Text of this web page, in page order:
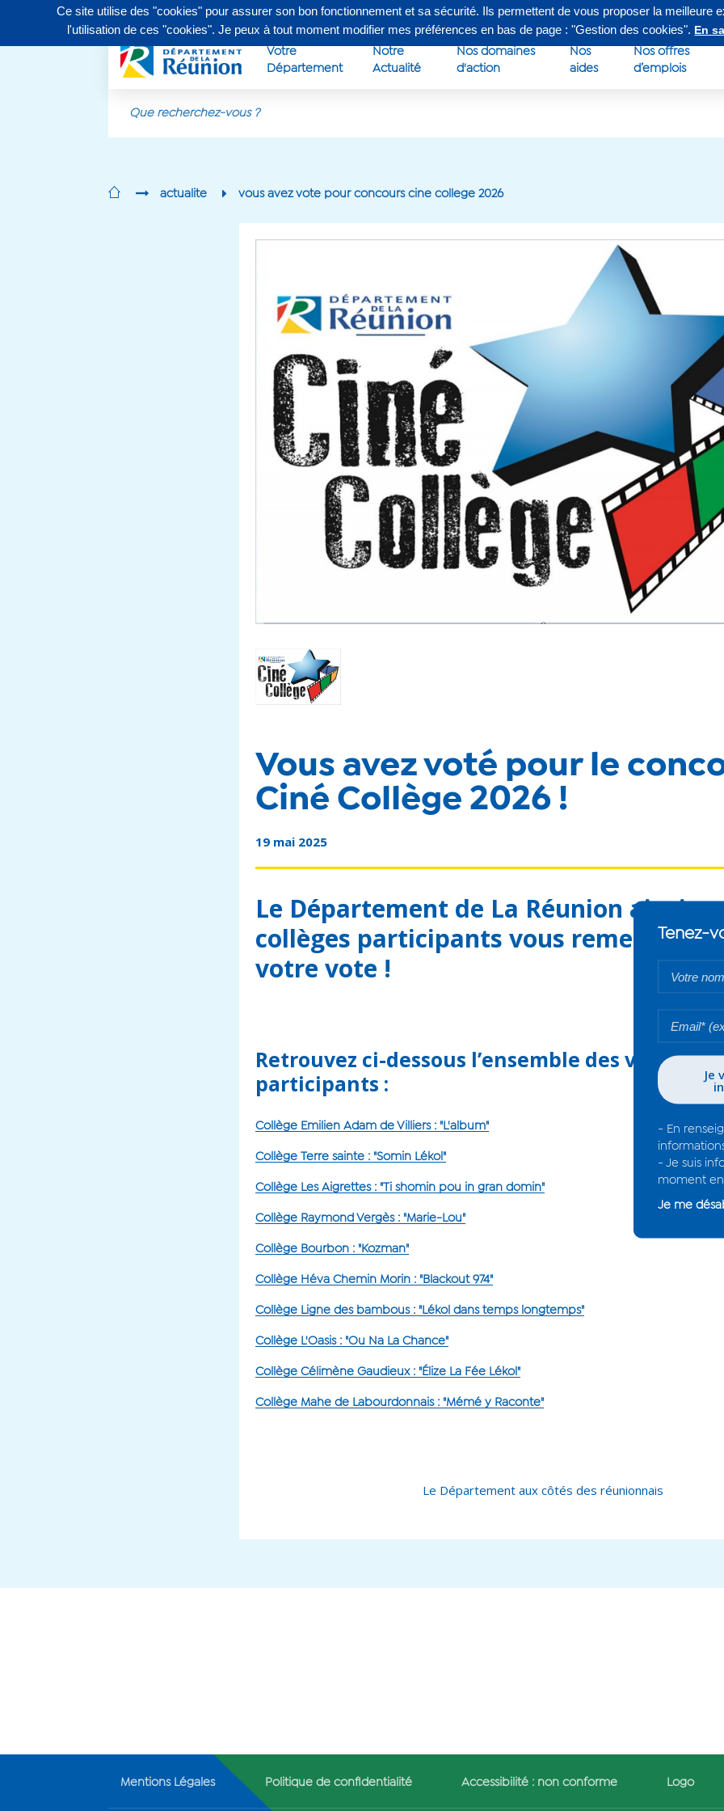
Contactez-nous au 0262 90 30 30, du lundi au vendredi de 8h à 16h30
Votre
Département
Notre
Actualité
Nos domaines
d'action
Nos
aides
Nos offres
d’emplois
actualite vous avez vote pour concours cine college 2026
Vous avez voté pour le
Ciné Collège 2026 !
19 mai 2025
Le Département de La Réunion ainsi
collèges participants vous remercient
votre vote !
Retrouvez ci-dessous l’ensemble des vidéos
participants :
Collège Emilien Adam de Villiers : "L'album"
Collège Terre sainte : "Somin Lékol"
Collège Les Aigrettes : "Ti shomin pou in gran domin"
Collège Raymond Vergès : "Marie-Lou"
Collège Bourbon : "Kozman"
Collège Héva Chemin Morin : "Blackout 974"
Collège Ligne des bambous : "Lékol dans temps longtemps"
Collège L'Oasis : "Ou Na La Chance"
Collège Célimène Gaudieux : "Élize La Fée Lékol"
Collège Mahe de Labourdonnais : "Mémé y Raconte"
Le Département aux côtés des réunionnais
Tenez-
- En
- Je suis
moment
Je me
Mentions Légales Politique de confidentialité Accessibilité : non conforme Logo
Ce site utilise des "cookies" pour assurer son bon fonctionnement et sa sécurité. Ils permettent de vous proposer la meilleure
l'utilisation de ces "cookies". Je peux à tout moment modifier mes préférences en bas de page : "Gestion des cookies". En